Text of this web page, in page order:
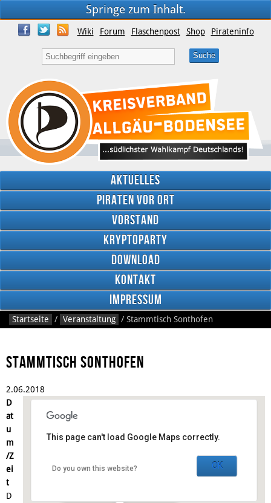
Springe zum Inhalt.
Facebook
RSS
Wiki Forum Flaschenpost Shop Pirateninfo
Aktuelles
Piraten vor Ort
Vorstand
Kryptoparty
Download
Kontakt
Impressum
Startseite / Veranstaltung / Stammtisch Sonthofen
Stammtisch Sonthofen
2.06.2018
Gasthaus Anno 1898
Schnitzerstraße 3 - Sonthofen
This page can't load Google Maps correctly.
Do you own this website? OK
D
at
u
m
/Z
ei
t
D